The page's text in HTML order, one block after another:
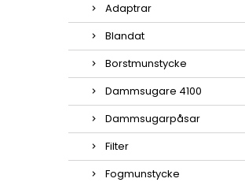
Adaptrar
Blandat
Borstmunstycke
Dammsugare 4100
Dammsugarpåsar
Filter
Fogmunstycke